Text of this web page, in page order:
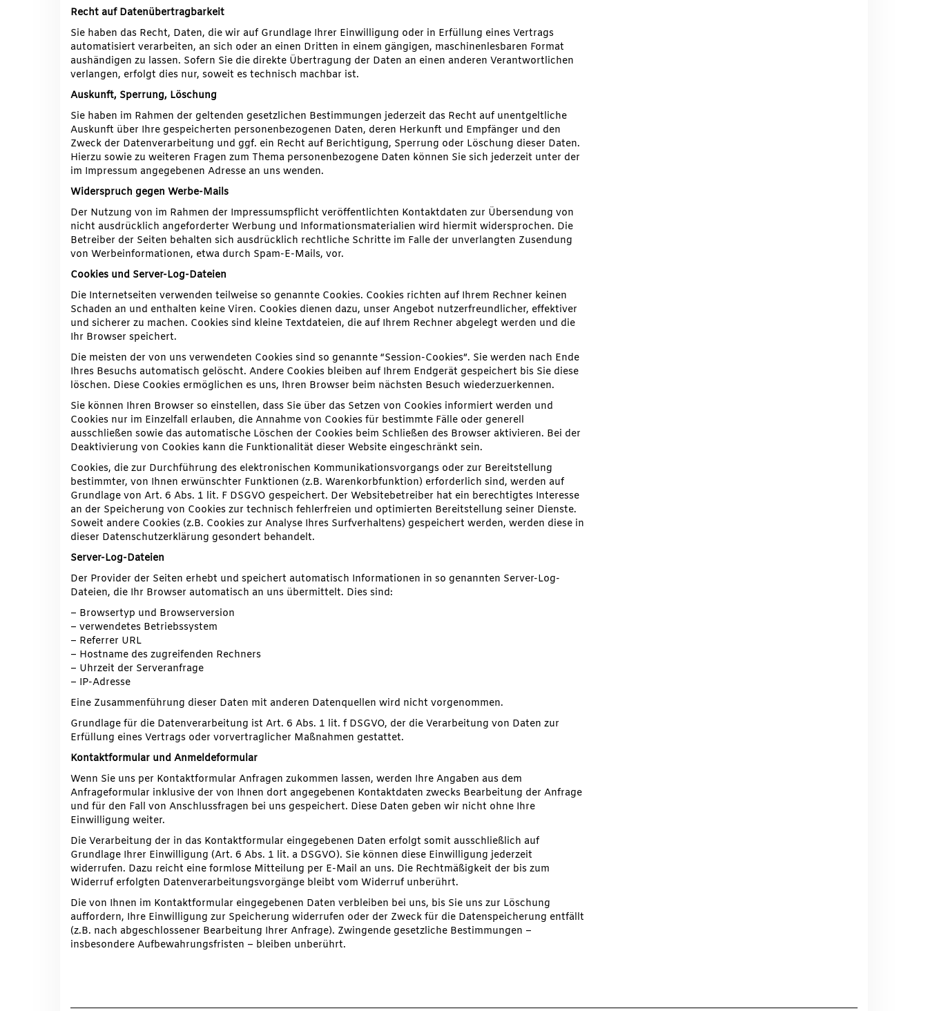
Recht auf Datenübertragbarkeit
Sie haben das Recht, Daten, die wir auf Grundlage Ihrer Einwilligung oder in Erfüllung eines Vertrags
automatisiert verarbeiten, an sich oder an einen Dritten in einem gängigen, maschinenlesbaren Format
aushändigen zu lassen. Sofern Sie die direkte Übertragung der Daten an einen anderen Verantwortlichen
verlangen, erfolgt dies nur, soweit es technisch machbar ist.
Auskunft, Sperrung, Löschung
Sie haben im Rahmen der geltenden gesetzlichen Bestimmungen jederzeit das Recht auf unentgeltliche
Auskunft über Ihre gespeicherten personenbezogenen Daten, deren Herkunft und Empfänger und den
Zweck der Datenverarbeitung und ggf. ein Recht auf Berichtigung, Sperrung oder Löschung dieser Daten.
Hierzu sowie zu weiteren Fragen zum Thema personenbezogene Daten können Sie sich jederzeit unter der
im Impressum angegebenen Adresse an uns wenden.
Widerspruch gegen Werbe-Mails
Der Nutzung von im Rahmen der Impressumspflicht veröffentlichten Kontaktdaten zur Übersendung von
nicht ausdrücklich angeforderter Werbung und Informationsmaterialien wird hiermit widersprochen. Die
Betreiber der Seiten behalten sich ausdrücklich rechtliche Schritte im Falle der unverlangten Zusendung
von Werbeinformationen, etwa durch Spam-E-Mails, vor.
Cookies und Server-Log-Dateien
Die Internetseiten verwenden teilweise so genannte Cookies. Cookies richten auf Ihrem Rechner keinen
Schaden an und enthalten keine Viren. Cookies dienen dazu, unser Angebot nutzerfreundlicher, effektiver
und sicherer zu machen. Cookies sind kleine Textdateien, die auf Ihrem Rechner abgelegt werden und die
Ihr Browser speichert.
Die meisten der von uns verwendeten Cookies sind so genannte “Session-Cookies”. Sie werden nach Ende
Ihres Besuchs automatisch gelöscht. Andere Cookies bleiben auf Ihrem Endgerät gespeichert bis Sie diese
löschen. Diese Cookies ermöglichen es uns, Ihren Browser beim nächsten Besuch wiederzuerkennen.
Sie können Ihren Browser so einstellen, dass Sie über das Setzen von Cookies informiert werden und
Cookies nur im Einzelfall erlauben, die Annahme von Cookies für bestimmte Fälle oder generell
ausschließen sowie das automatische Löschen der Cookies beim Schließen des Browser aktivieren. Bei der
Deaktivierung von Cookies kann die Funktionalität dieser Website eingeschränkt sein.
Cookies, die zur Durchführung des elektronischen Kommunikationsvorgangs oder zur Bereitstellung
bestimmter, von Ihnen erwünschter Funktionen (z.B. Warenkorbfunktion) erforderlich sind, werden auf
Grundlage von Art. 6 Abs. 1 lit. F DSGVO gespeichert. Der Websitebetreiber hat ein berechtigtes Interesse
an der Speicherung von Cookies zur technisch fehlerfreien und optimierten Bereitstellung seiner Dienste.
Soweit andere Cookies (z.B. Cookies zur Analyse Ihres Surfverhaltens) gespeichert werden, werden diese in
dieser Datenschutzerklärung gesondert behandelt.
Server-Log-Dateien
Der Provider der Seiten erhebt und speichert automatisch Informationen in so genannten Server-Log-
Dateien, die Ihr Browser automatisch an uns übermittelt. Dies sind:
– Browsertyp und Browserversion
– verwendetes Betriebssystem
– Referrer URL
– Hostname des zugreifenden Rechners
– Uhrzeit der Serveranfrage
– IP-Adresse
Eine Zusammenführung dieser Daten mit anderen Datenquellen wird nicht vorgenommen.
Grundlage für die Datenverarbeitung ist Art. 6 Abs. 1 lit. f DSGVO, der die Verarbeitung von Daten zur
Erfüllung eines Vertrags oder vorvertraglicher Maßnahmen gestattet.
Kontaktformular und Anmeldeformular
Wenn Sie uns per Kontaktformular Anfragen zukommen lassen, werden Ihre Angaben aus dem
Anfrageformular inklusive der von Ihnen dort angegebenen Kontaktdaten zwecks Bearbeitung der Anfrage
und für den Fall von Anschlussfragen bei uns gespeichert. Diese Daten geben wir nicht ohne Ihre
Einwilligung weiter.
Die Verarbeitung der in das Kontaktformular eingegebenen Daten erfolgt somit ausschließlich auf
Grundlage Ihrer Einwilligung (Art. 6 Abs. 1 lit. a DSGVO). Sie können diese Einwilligung jederzeit
widerrufen. Dazu reicht eine formlose Mitteilung per E-Mail an uns. Die Rechtmäßigkeit der bis zum
Widerruf erfolgten Datenverarbeitungsvorgänge bleibt vom Widerruf unberührt.
Die von Ihnen im Kontaktformular eingegebenen Daten verbleiben bei uns, bis Sie uns zur Löschung
auffordern, Ihre Einwilligung zur Speicherung widerrufen oder der Zweck für die Datenspeicherung entfällt
(z.B. nach abgeschlossener Bearbeitung Ihrer Anfrage). Zwingende gesetzliche Bestimmungen –
insbesondere Aufbewahrungsfristen – bleiben unberührt.